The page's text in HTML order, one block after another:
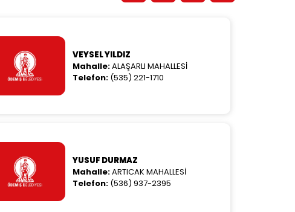
VEYSEL YILDIZ
Mahalle:ALAŞARLI MAHALLESİ
Telefon:(535) 221-1710
YUSUF DURMAZ
Mahalle:ARTICAK MAHALLESİ
Telefon:(536) 937-2395